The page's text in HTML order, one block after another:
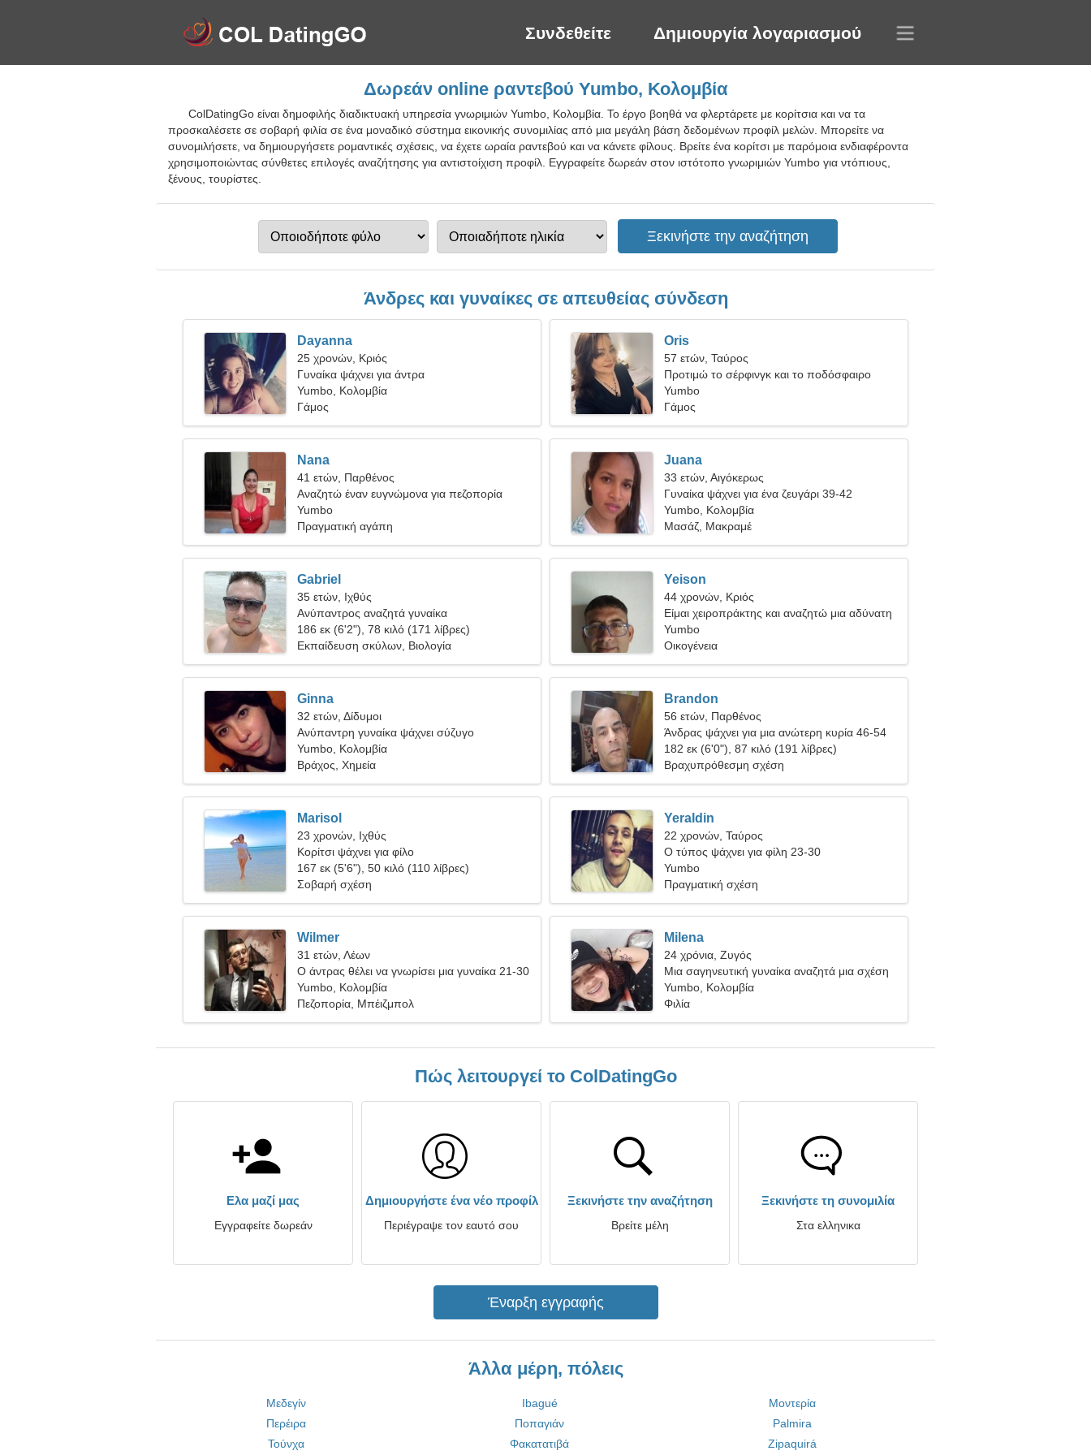
Συνδεθείτε Δημιουργία λογαριασμού
Δωρεάν online ραντεβού Yumbo, Κολομβία
ColDatingGo είναι δημοφιλής διαδικτυακή υπηρεσία γνωριμιών Yumbo, Κολομβία. Το έργο βοηθά να φλερτάρετε με κορίτσια και να τα
προσκαλέσετε σε σοβαρή φιλία σε ένα μοναδικό σύστημα εικονικής συνομιλίας από μια μεγάλη βάση δεδομένων προφίλ μελών. Μπορείτε να
συνομιλήσετε, να δημιουργήσετε ρομαντικές σχέσεις, να έχετε ωραία ραντεβού και να κάνετε φίλους. Βρείτε ένα κορίτσι με παρόμοια ενδιαφέροντα
χρησιμοποιώντας σύνθετες επιλογές αναζήτησης για αντιστοίχιση προφίλ. Εγγραφείτε δωρεάν στον ιστότοπο γνωριμιών Yumbo για ντόπιους,
ξένους, τουρίστες.
Άνδρες και γυναίκες σε απευθείας σύνδεση
Dayanna
25 χρονών, Κριός
Γυναίκα ψάχνει για άντρα
Yumbo, Κολομβία
Γάμος
Oris
57 ετών, Ταύρος
Προτιμώ το σέρφινγκ και το ποδόσφαιρο
Yumbo
Γάμος
Nana
41 ετών, Παρθένος
Αναζητώ έναν ευγνώμονα για πεζοπορία
Yumbo
Πραγματική αγάπη
Juana
33 ετών, Αιγόκερως
Γυναίκα ψάχνει για ένα ζευγάρι 39-42
Yumbo, Κολομβία
Μασάζ, Μακραμέ
Gabriel
35 ετών, Ιχθύς
Ανύπαντρος αναζητά γυναίκα
186 εκ (6'2"), 78 κιλό (171 λίβρες)
Εκπαίδευση σκύλων, Βιολογία
Yeison
44 χρονών, Κριός
Είμαι χειροπράκτης και αναζητώ μια αδύνατη
γυναίκα
Yumbo
Οικογένεια
Ginna
32 ετών, Δίδυμοι
Ανύπαντρη γυναίκα ψάχνει σύζυγο
Yumbo, Κολομβία
Βράχος, Χημεία
Brandon
56 ετών, Παρθένος
Άνδρας ψάχνει για μια ανώτερη κυρία 46-54
182 εκ (6'0"), 87 κιλό (191 λίβρες)
Βραχυπρόθεσμη σχέση
Marisol
23 χρονών, Ιχθύς
Κορίτσι ψάχνει για φίλο
167 εκ (5'6"), 50 κιλό (110 λίβρες)
Σοβαρή σχέση
Yeraldin
22 χρονών, Ταύρος
Ο τύπος ψάχνει για φίλη 23-30
Yumbo
Πραγματική σχέση
Wilmer
31 ετών, Λέων
Ο άντρας θέλει να γνωρίσει μια γυναίκα 21-30
Yumbo, Κολομβία
Πεζοπορία, Μπέιζμπολ
Milena
24 χρόνια, Ζυγός
Μια σαγηνευτική γυναίκα αναζητά μια σχέση
αγάπης
Yumbo, Κολομβία
Φιλία
Πώς λειτουργεί το ColDatingGo
Ελα μαζί μας
Εγγραφείτε δωρεάν
Δημιουργήστε ένα νέο προφίλ
Περιέγραψε τον εαυτό σου
Ξεκινήστε την αναζήτηση
Βρείτε μέλη
Ξεκινήστε τη συνομιλία
Στα ελληνικα
Έναρξη εγγραφής
Άλλα μέρη, πόλεις
Μεδεγίν Ibagué
Μοντερία
Περέιρα
Ποπαγιάν
Palmira
Τούνχα
Φακατατιβά Zipaquirá